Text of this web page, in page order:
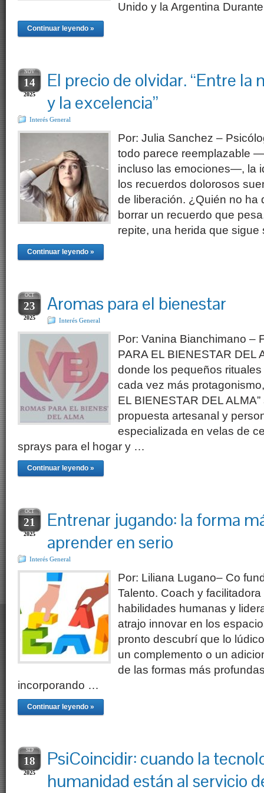
Unido y la Argentina
Continuar leyendo »
NOV
14
2025
El precio de olvidar. “Entre la
y la excelencia”
Interés General
Por: Julia Sanchez –
todo parece reemplazable
incluso las emociones—, la
los recuerdos dolorosos
de liberación. ¿Quién no ha
borrar un recuerdo que
repite, una herida que
Continuar leyendo »
OCT
23
2025
Aromas para el bienestar
Interés General
Por: Vanina Bianchimano –
PARA EL BIENESTAR DEL
donde los pequeños
cada vez más
EL BIENESTAR DEL
propuesta artesanal y
especializada en velas de
sprays para el hogar y …
Continuar leyendo »
OCT
21
2025
Entrenar jugando: la forma
aprender en serio
Interés General
Por: Liliana Lugano– Co
Talento. Coach y
habilidades humanas y
atrajo innovar en los
pronto descubrí que lo
un complemento o un
de las formas más
incorporando …
Continuar leyendo »
SEP
18
2025
PsiCoincidir: cuando la
humanidad están al servicio